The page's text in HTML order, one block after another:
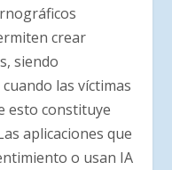
crear
siendo
las víctimas
esto constituye
aplicaciones que
o usan IA